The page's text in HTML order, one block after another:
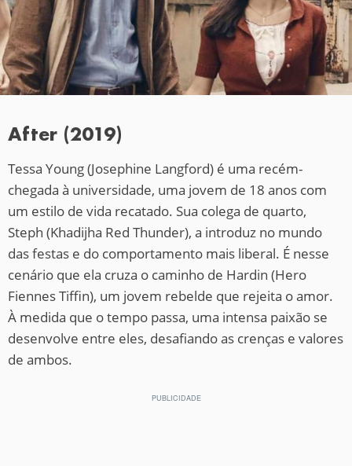
After (2019)
Tessa Young (Josephine Langford) é uma recém-
chegada à universidade, uma jovem de 18 anos com
um estilo de vida recatado. Sua colega de quarto,
Steph (Khadijha Red Thunder), a introduz no mundo
das festas e do comportamento mais liberal. É nesse
cenário que ela cruza o caminho de Hardin (Hero
Fiennes Tiffin), um jovem rebelde que rejeita o amor.
À medida que o tempo passa, uma intensa paixão se
desenvolve entre eles, desafiando as crenças e valores
de ambos.